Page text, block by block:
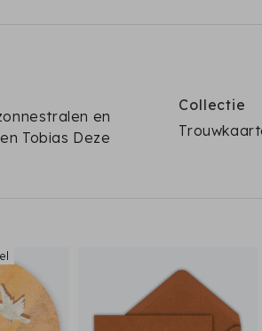
en
Tobias Deze
Collectie